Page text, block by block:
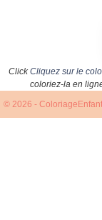
ClickCliquez sur le
coloriez-la en
© 2026 -